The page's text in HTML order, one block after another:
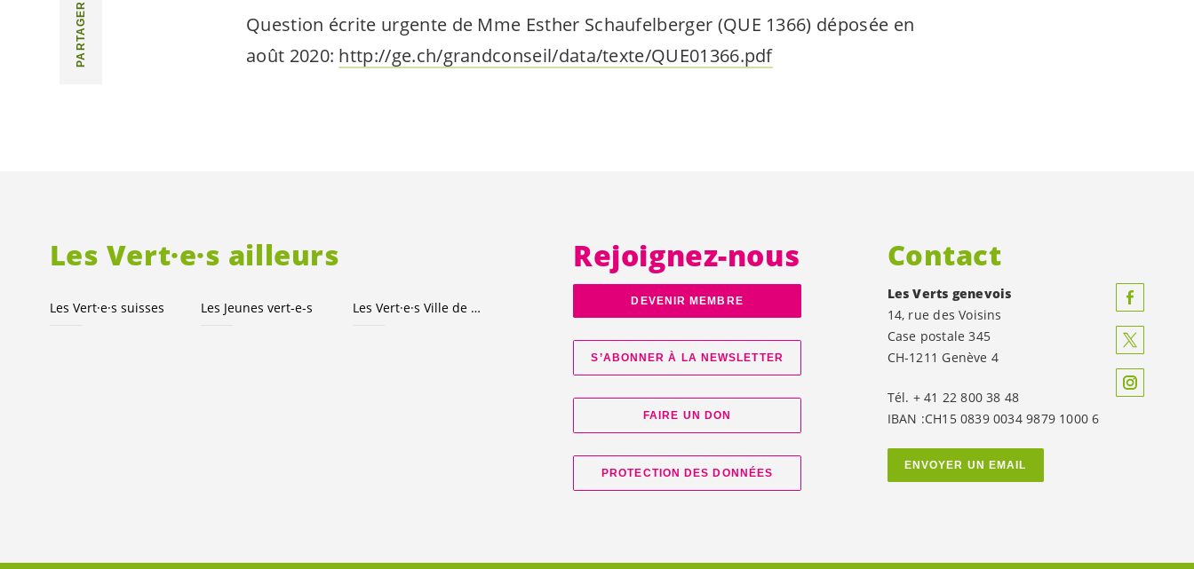
Question écrite urgente de Mme Esther Schaufelberger (QUE 1366) déposée en
août 2020: http://ge.ch/grandconseil/data/texte/QUE01366.pdf
PARTAGER
Les Vert·e·s ailleurs
Les Vert·e·s suisses Les Jeunesvert-e-s LesVert·e·s Ville de Genève
Rejoignez-nous
DEVENIR MEMBRE
S’ABONNER À LA NEWSLETTER
FAIRE UN DON
PROTECTION DES DONNÉES
Contact
Les Verts genevois
14, rue des Voisins
Case postale 345
CH-1211 Genève 4
Tél. + 41 22 800 38 48
IBAN :CH15 0839 0034 9879 1000 6
ENVOYER UN EMAIL